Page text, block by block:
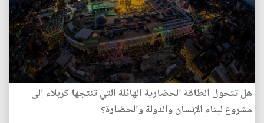
هل تتحول الطاقة الحضارية الهائلة التي تنتجها كربلاء إلى
مشروع لبناء الإنسان والدولة والحضارة؟